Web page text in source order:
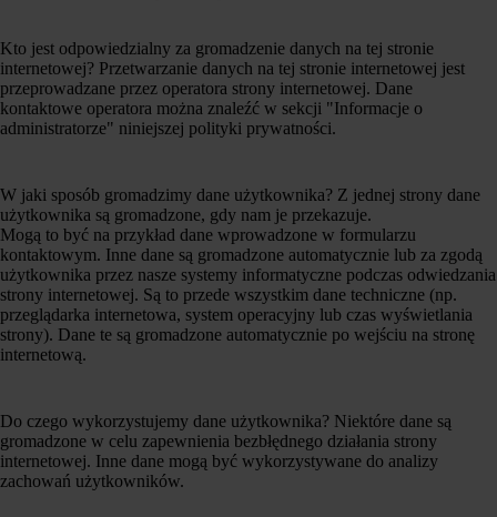
Kto jest odpowiedzialny za gromadzenie danych na tej stronie
internetowej? Przetwarzanie danych na tej stronie internetowej jest
przeprowadzane przez operatora strony internetowej. Dane
kontaktowe operatora można znaleźć w sekcji "Informacje o
administratorze" niniejszej polityki prywatności.
W jaki sposób gromadzimy dane użytkownika? Z jednej strony dane
użytkownika są gromadzone, gdy nam je przekazuje.
Mogą to być na przykład dane wprowadzone w formularzu
kontaktowym. Inne dane są gromadzone automatycznie lub za zgodą
użytkownika przez nasze systemy informatyczne podczas odwiedzania
strony internetowej. Są to przede wszystkim dane techniczne (np.
przeglądarka internetowa, system operacyjny lub czas wyświetlania
strony). Dane te są gromadzone automatycznie po wejściu na stronę
internetową.
Do czego wykorzystujemy dane użytkownika? Niektóre dane są
gromadzone w celu zapewnienia bezbłędnego działania strony
internetowej. Inne dane mogą być wykorzystywane do analizy
zachowań użytkowników.